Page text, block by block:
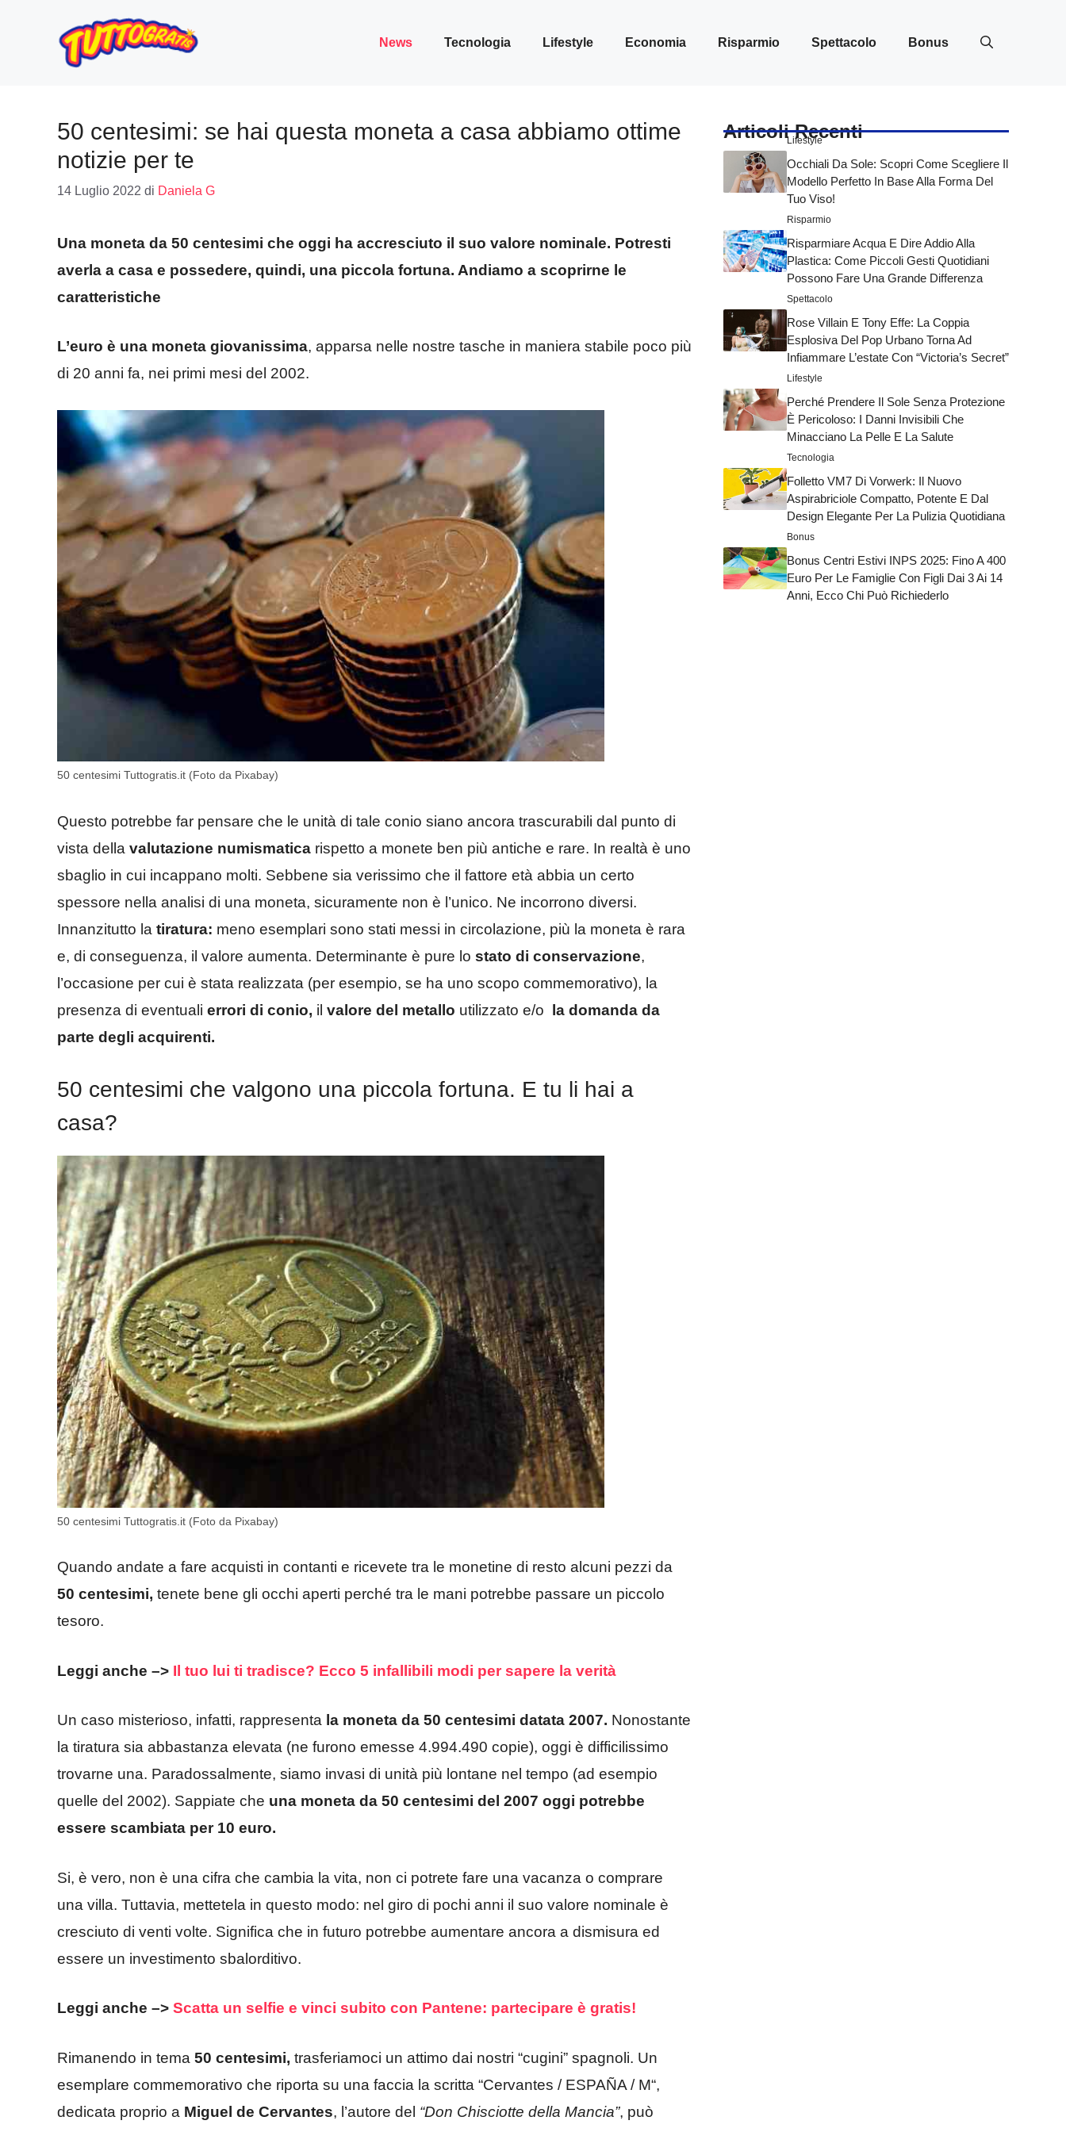
contenuto
News Tecnologia Lifestyle Economia Risparmio Spettacolo Bonus
50 centesimi: se hai questa moneta a casa abbiamo ottime
notizie per te
14 Luglio 2022 di Daniela G
Una moneta da 50 centesimi che oggi ha accresciuto il suo valore nominale. Potresti
averla a casa e possedere, quindi, una piccola fortuna. Andiamo a scoprirne le
caratteristiche
L’euro è una moneta giovanissima, apparsa nelle nostre tasche in maniera stabile poco più
di 20 anni fa, nei primi mesi del 2002.
50 centesimi Tuttogratis.it (Foto da Pixabay)
Questo potrebbe far pensare che le unità di tale conio siano ancora trascurabili dal punto di
vista della valutazione numismatica rispetto a monete ben più antiche e rare. In realtà è uno
sbaglio in cui incappano molti. Sebbene sia verissimo che il fattore età abbia un certo
spessore nella analisi di una moneta, sicuramente non è l’unico. Ne incorrono diversi.
Innanzitutto la tiratura: meno esemplari sono stati messi in circolazione, più la moneta è rara
e, di conseguenza, il valore aumenta. Determinante è pure lo stato di conservazione,
l’occasione per cui è stata realizzata (per esempio, se ha uno scopo commemorativo), la
presenza di eventuali errori di conio, il valore del metallo utilizzato e/o la domanda da
parte degli acquirenti.
50 centesimi che valgono una piccola fortuna. E tu li hai a
casa?
50 centesimi Tuttogratis.it (Foto da Pixabay)
Quando andate a fare acquisti in contanti e ricevete tra le monetine di resto alcuni pezzi da
50 centesimi, tenete bene gli occhi aperti perché tra le mani potrebbe passare un piccolo
tesoro.
Leggi anche –> Il tuo lui ti tradisce? Ecco 5 infallibili modi per sapere la verità
Un caso misterioso, infatti, rappresenta la moneta da 50 centesimi datata 2007. Nonostante
la tiratura sia abbastanza elevata (ne furono emesse 4.994.490 copie), oggi è difficilissimo
trovarne una. Paradossalmente, siamo invasi di unità più lontane nel tempo (ad esempio
quelle del 2002). Sappiate che una moneta da 50 centesimi del 2007 oggi potrebbe
essere scambiata per 10 euro.
Si, è vero, non è una cifra che cambia la vita, non ci potrete fare una vacanza o comprare
una villa. Tuttavia, mettetela in questo modo: nel giro di pochi anni il suo valore nominale è
cresciuto di venti volte. Significa che in futuro potrebbe aumentare ancora a dismisura ed
essere un investimento sbalorditivo.
Leggi anche –> Scatta un selfie e vinci subito con Pantene: partecipare è gratis!
Rimanendo in tema 50 centesimi, trasferiamoci un attimo dai nostri “cugini” spagnoli. Un
esemplare commemorativo che riporta su una faccia la scritta “Cervantes / ESPAÑA / M“,
dedicata proprio a Miguel de Cervantes, l’autore del “Don Chisciotte della Mancia”, può
Articoli Recenti
Lifestyle
Occhiali Da Sole: Scopri Come Scegliere Il
Modello Perfetto In Base Alla Forma Del
Tuo Viso!
Risparmio
Risparmiare Acqua E Dire Addio Alla
Plastica: Come Piccoli Gesti Quotidiani
Possono Fare Una Grande Differenza
Spettacolo
Rose Villain E Tony Effe: La Coppia
Esplosiva Del Pop Urbano Torna Ad
Infiammare L’estate Con “Victoria’s Secret”
Lifestyle
Perché Prendere Il Sole Senza Protezione
È Pericoloso: I Danni Invisibili Che
Minacciano La Pelle E La Salute
Tecnologia
Folletto VM7 Di Vorwerk: Il Nuovo
Aspirabriciole Compatto, Potente E Dal
Design Elegante Per La Pulizia Quotidiana
Bonus
Bonus Centri Estivi INPS 2025: Fino A 400
Euro Per Le Famiglie Con Figli Dai 3 Ai 14
Anni, Ecco Chi Può Richiederlo